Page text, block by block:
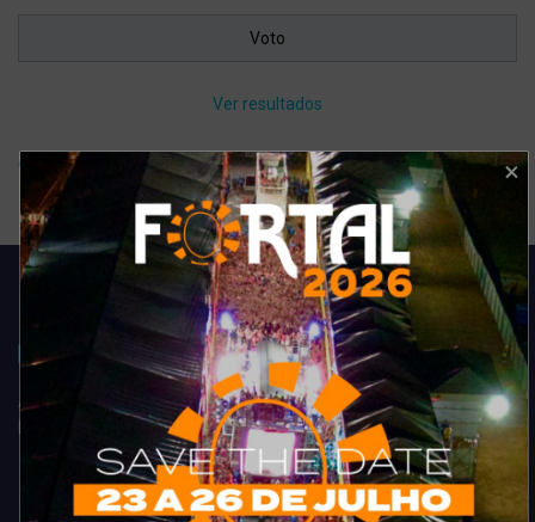
Ver resultados
Arquivo de enquete
Acompanhe todas as novidades do entretenimento na região de
Fortaleza. Dicas, promoções, coberturas exclusivas e muito mais.